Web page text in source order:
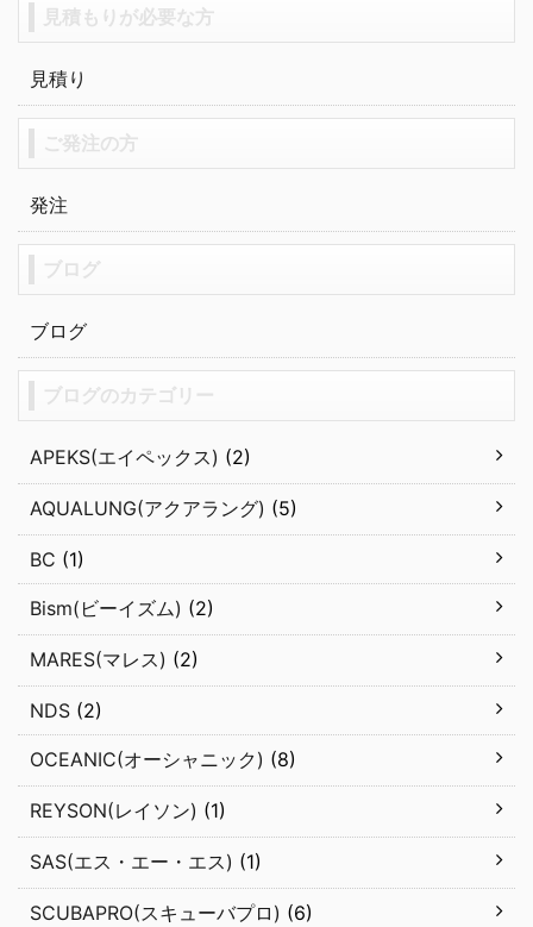
見積もりが必要な方
見積り
ご発注の方
発注
ブログ
ブログ
ブログのカテゴリー
APEKS(エイペックス) (2)
AQUALUNG(アクアラング) (5)
BC (1)
Bism(ビーイズム) (2)
MARES(マレス) (2)
NDS (2)
OCEANIC(オーシャニック) (8)
REYSON(レイソン) (1)
SAS(エス・エー・エス) (1)
SCUBAPRO(スキューバプロ) (6)